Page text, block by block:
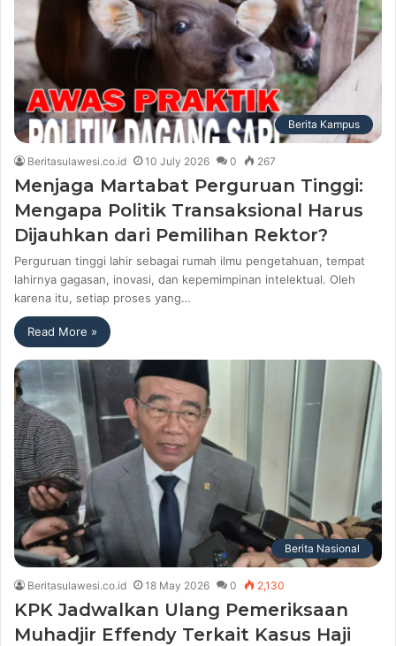
Berita Kampus
Beritasulawesi.co.id 10 July 2026 0 267
Menjaga Martabat Perguruan Tinggi:
Mengapa Politik Transaksional Harus
Dijauhkan dari Pemilihan Rektor?
Perguruan tinggi lahir sebagai rumah ilmu pengetahuan, tempat
lahirnya gagasan, inovasi, dan kepemimpinan intelektual. Oleh
karena itu, setiap proses yang…
Read More »
Berita Nasional
Beritasulawesi.co.id 18 May 2026 0 2,130
KPK Jadwalkan Ulang Pemeriksaan
Muhadjir Effendy Terkait Kasus Haji